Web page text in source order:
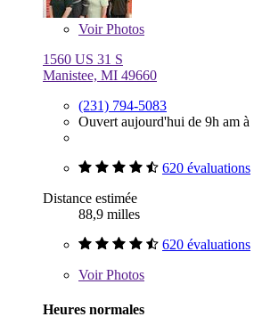
VoirPhotos
1560 US 31 S
Manistee, MI 49660
(231) 794-5083
Ouvert aujourd'hui de 9h am à
620 évaluations
Distance estimée
88,9 milles
620 évaluations
VoirPhotos
Heures normales